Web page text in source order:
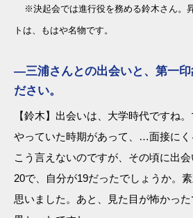
※決起会では進行役を務める鈴木さん。
トは、もはや名物です。
―三浦さんとの出会いと、第一印
ださい。
【鈴木】出会いは、大学時代ですね
やっていた時期があって、…面接にく
こう言えないのですが、その頃に出
20で、自分が19だったでしょうか。
思いました。あと、見た目が怖かっ